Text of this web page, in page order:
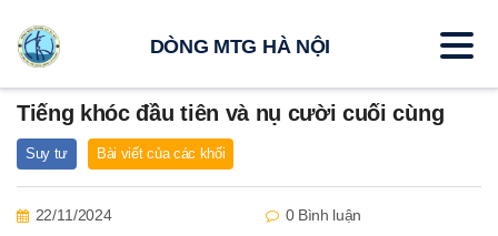
Tiếng khóc đầu tiên và nụ cười cuối cùng
Suy tư Bài viết của các khối
22/11/2024 0 Bình luận
DÒNG MTG HÀ NỘI